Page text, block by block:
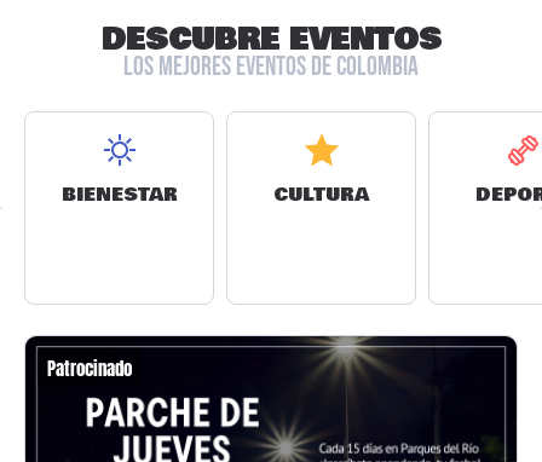
DESCUBRE EVENTOS
LOS MEJORES EVENTOS DE COLOMBIA
BIENESTAR CULTURA
Patrocinado